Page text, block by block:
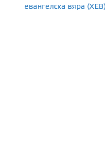
евангелска вяра